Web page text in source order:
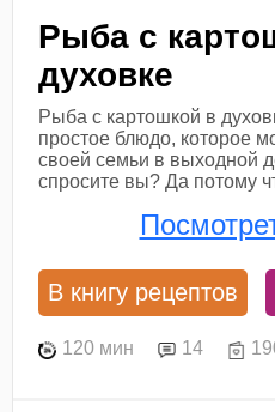
Рыба с
духовке
Рыба с картошкой в
простое блюдо, которое
своей семьи в выходной
спросите вы? Да потому
В книгу рецептов
120 мин 14